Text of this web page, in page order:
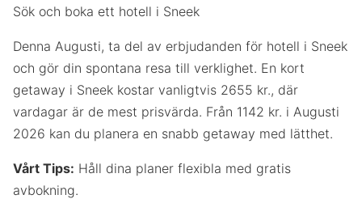
Sök och boka ett hotell i Sneek
Denna Augusti, ta del av erbjudanden för hotell i Sneek
och gör din spontana resa till verklighet. En kort
getaway i Sneek kostar vanligtvis 2655 kr., där
vardagar är de mest prisvärda. Från 1142 kr. i Augusti
2026 kan du planera en snabb getaway med lätthet.
Vårt Tips: Håll dina planer flexibla med gratis
avbokning.